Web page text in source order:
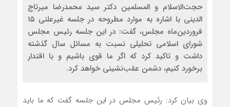
حجت‌الاسلام و المسلمین دکتر سید محمدرضا میرتاج
الدینی با اشاره به موارد مطروحه در جلسه غیرعلنی ۱۵
فروردین‌ماه مجلس، گفت: در این جلسه رئیس مجلس
شورای اسلامی تحلیلی نسبت به مسائل سال گذشته
داشت و تاکید کرد که اگر ما قوی باشیم و با اقتدار
برخورد کنیم، دشمن عقب‌نشینی خواهد کرد.
وی بیان کرد: رئیس مجلس در این جلسه گفت که ما باید